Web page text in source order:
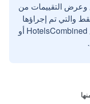
وعرض التقييمات من
والتي تم إجراؤها
بواسطة مستخدمين حقيقيين مع HotelsCombined أو